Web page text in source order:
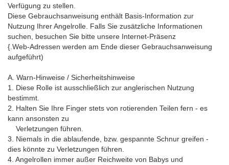
Verfügung zu stellen.
Diese Gebrauchsanweisung enthält Basis-Information zur
Nutzung Ihrer Angelrolle. Falls Sie zusätzliche Informationen
suchen, besuchen Sie bitte unsere Internet-Präsenz
{.Web-Adressen werden am Ende dieser Gebrauchsanweisung
aufgeführt)
A. Warn-Hinweise / Sicherheitshinweise
1. Diese Rolle ist ausschließlich zur anglerischen Nutzung
bestimmt.
2. Halten Sie Ihre Finger stets von rotierenden Teilen fern - es
kann ansonsten zu
Verletzungen führen.
3. Niemals in die ablaufende, bzw. gespannte Schnur greifen -
dies könnte zu Verletzungen führen.
4. Angelrollen immer außer Reichweite von Babys und